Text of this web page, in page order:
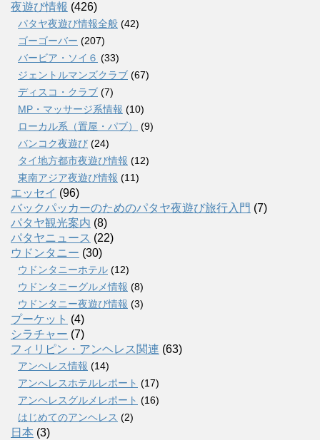
夜遊び情報 (426)
パタヤ夜遊び情報全般 (42)
ゴーゴーバー (207)
バービア・ソイ６ (33)
ジェントルマンズクラブ (67)
ディスコ・クラブ (7)
MP・マッサージ系情報 (10)
ローカル系（置屋・パブ）
(9)
バンコク夜遊び (24)
タイ地方都市夜遊び情報 (12)
東南アジア夜遊び情報 (11)
エッセイ (96)
バックパッカーのためのパタヤ夜遊び旅行入門 (7)
パタヤ観光案内 (8)
パタヤニュース (22)
ウドンタニー (30)
ウドンタニーホテル (12)
ウドンタニーグルメ情報 (8)
ウドンタニー夜遊び情報 (3)
プーケット (4)
シラチャー (7)
フィリピン・アンヘレス関連 (63)
アンヘレス情報 (14)
アンへレスホテルレポート (17)
アンヘレスグルメレポート (16)
はじめてのアンヘレス (2)
日本 (3)